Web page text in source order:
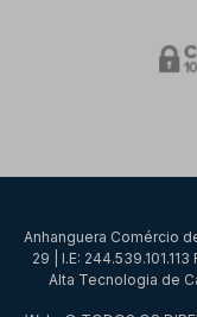
Anhanguera Comércio
29 | I.E:
Alta Tecnologia de